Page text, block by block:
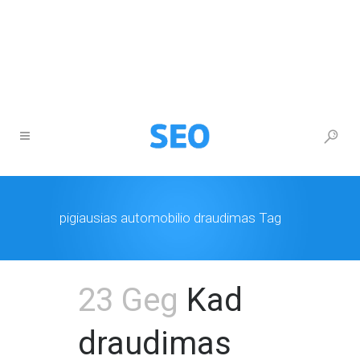
pigiausias automobilio draudimas Tag
23 Geg Kad
draudimas